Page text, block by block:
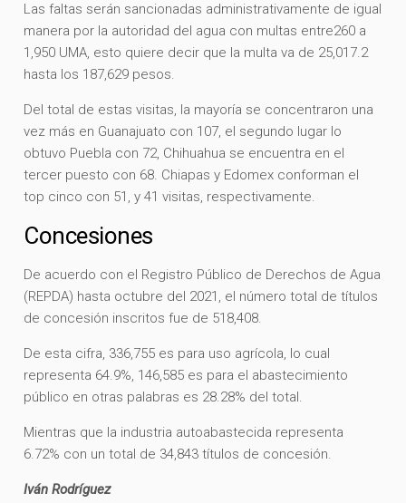
Las faltas serán sancionadas administrativamente de igual
manera por la autoridad del agua con multas entre260 a
1,950 UMA, esto quiere decir que la multa va de 25,017.2
hasta los 187,629 pesos.
Del total de estas visitas, la mayoría se concentraron una
vez más en Guanajuato con 107, el segundo lugar lo
obtuvo Puebla con 72, Chihuahua se encuentra en el
tercer puesto con 68. Chiapas y Edomex conforman el
top cinco con 51, y 41 visitas, respectivamente.
Concesiones
De acuerdo con el Registro Público de Derechos de Agua
(REPDA) hasta octubre del 2021, el número total de títulos
de concesión inscritos fue de 518,408.
De esta cifra, 336,755 es para uso agrícola, lo cual
representa 64.9%, 146,585 es para el abastecimiento
público en otras palabras es 28.28% del total.
Mientras que la industria autoabastecida representa
6.72% con un total de 34,843 títulos de concesión.
Iván Rodríguez